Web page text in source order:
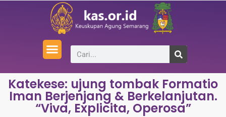
Katekese: ujung tombak Formatio
Iman Berjenjang & Berkelanjutan.
“Viva, Explicita, Operosa”